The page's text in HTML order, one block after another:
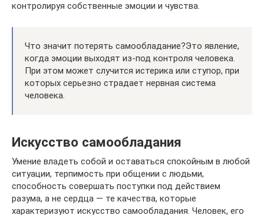
контролируя собственные эмоции и чувства.
Что значит потерять самообладание?Это явление,
когда эмоции выходят из-под контроля человека.
При этом может случится истерика или ступор, при
которых серьезно страдает нервная система
человека.
Искусство самообладания
Умение владеть собой и оставаться спокойным в любой
ситуации, терпимость при общении с людьми,
способность совершать поступки под действием
разума, а не сердца — те качества, которые
характеризуют искусство самообладания. Человек, его